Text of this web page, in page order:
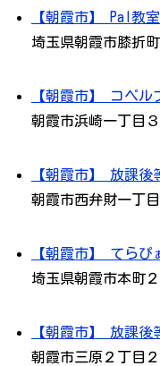
【朝霞市】 Pal教室
埼玉県朝霞市膝折
【朝霞市】 コペル
朝霞市浜崎一丁目
【朝霞市】 放課
朝霞市西弁財一丁
【朝霞市】 てら
埼玉県朝霞市本町
【朝霞市】 放課後
朝霞市三原２丁目